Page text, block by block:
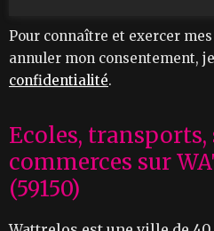
Pour connaître et exercer
annuler mon consentement,
confidentialité.
Ecoles, transports,
commerces sur
(59150)